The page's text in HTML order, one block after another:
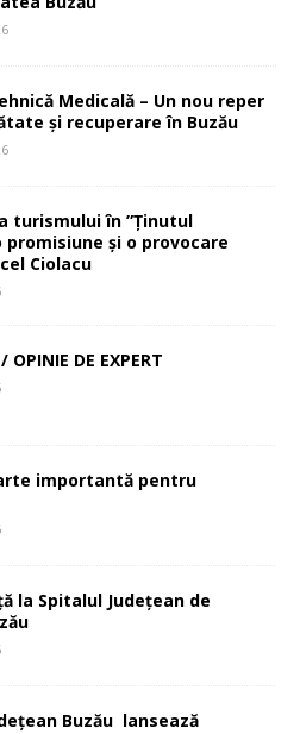
Medicală – Un nou reper
și recuperare în Buzău
turismului în ”Ținutul
promisiune și o provocare
Ciolacu
OPINIE DE EXPERT
importantă pentru
la Spitalul Județean de
Buzău lansează